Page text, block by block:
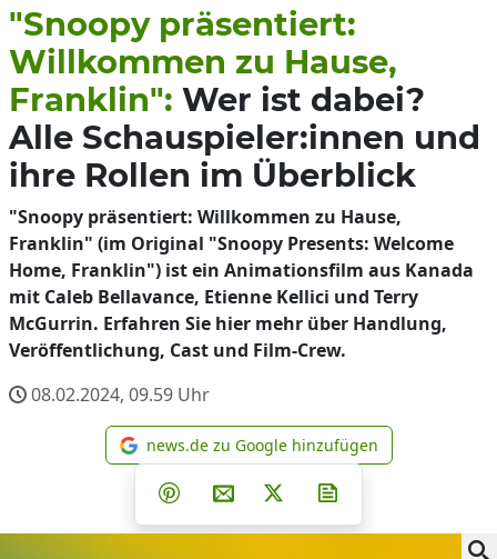
"Snoopy präsentiert:
Willkommen zu Hause,
Franklin": Wer ist dabei?
Alle Schauspieler:innen und
ihre Rollen im Überblick
"Snoopy präsentiert: Willkommen zu Hause,
Franklin" (im Original "Snoopy Presents: Welcome
Home, Franklin") ist ein Animationsfilm aus Kanada
mit Caleb Bellavance, Etienne Kellici und Terry
McGurrin. Erfahren Sie hier mehr über Handlung,
Veröffentlichung, Cast und Film-Crew.
08.02.2024, 09.59 Uhr
news.de zu Google
news.de zu Google hinzufügen
Teilen auf Facebook
Teilen auf Whatsapp
Teilen auf Telegram
Teilen auf Pinterest
Per E-Mail teilen
Post auf X